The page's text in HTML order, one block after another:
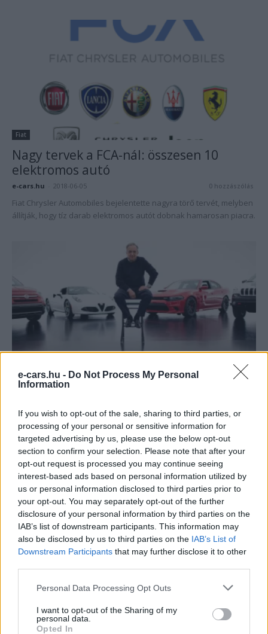
e-cars.hu - Do Not Process My Personal
Information
If you wish to opt-out of the sale, sharing to third parties, or
processing of your personal or sensitive information for
targeted advertising by us, please use the below opt-out
section to confirm your selection. Please note that after your
opt-out request is processed you may continue seeing
interest-based ads based on personal information utilized by
us or personal information disclosed to third parties prior to
your opt-out. You may separately opt-out of the further
disclosure of your personal information by third parties on the
IAB’s list of downstream participants. This information may
also be disclosed by us to third parties on the IAB’s List of
Downstream Participants that may further disclose it to other
Personal Data Processing Opt Outs
I want to opt-out of the Sharing of my
personal data.
Opted In
Fiat
Nagy tervek a FCA-nál: összesen 10
elektromos autó
e-cars.hu 2018-06-05 0 hozzászólás
Fiat Chrysler Automobiles bejelentette nagyra törő tervét, melyben
állítják, hogy tíz darab elektromos autót dobnak hamarosan piacra.
Sergio Marchionne – pár szó az
elektromosításról
FCA (Fiat Chrysler Automobiles) karizmatikus vezetője, Sergio
Marchionne ismertette a vállalat jövőjét az elektromosítás terén
a Detroit Motor Show-n. A vezérigazgatónak még október elején
volt egy kirohanása, ahol úgy nyilatkozott , hogy "az elektromos
autó csak pénznyelő".
Legolvasottabb cikkek
Kína szigorú határt szabott: legfeljebb 5%
lehet a hiba az elektromos...
indulhat harcba a...
2026-08-05